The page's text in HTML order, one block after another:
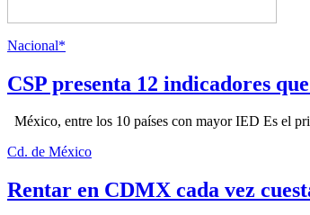
Nacional*
CSP presenta 12 indicadores
México, entre los 10 países con mayor IED Es el
Cd. de México
Rentar en CDMX cada vez